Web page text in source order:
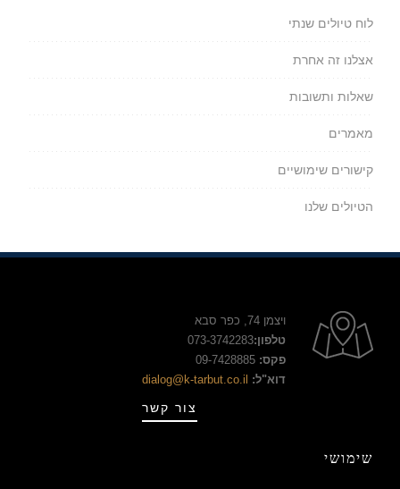
לוח טיולים שנתי
אצלנו זה אחרת
שאלות ותשובות
מאמרים
קישורים שימושיים
הטיולים שלנו
ויצמן 74, כפר סבא
טלפון:073-3742283
פקס:
דוא"ל: dialog@k-tarbut.co.il
צור קשר
שימושי